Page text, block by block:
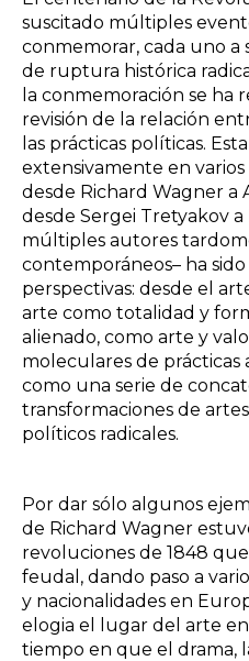
suscitado múltiples
conmemorar, cada uno
de ruptura histórica
la conmemoración se ha
revisión de la relación
las prácticas políticas.
extensivamente en varios
desde Richard Wagner a
desde Sergei Tretyakov a
múltiples autores
contemporáneos– ha
perspectivas: desde el
arte como totalidad y
alienado, como arte y
moleculares de prácticas
como una serie de
transformaciones de
políticos radicales.
Por dar sólo algunos
de Richard Wagner
revoluciones de 1848
feudal, dando paso a
y nacionalidades en
elogia el lugar del arte
tiempo en que el drama,